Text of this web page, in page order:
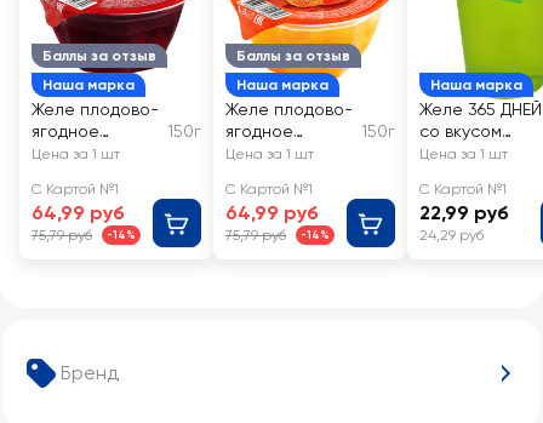
Бренд
Баллы за отзыв
Наша марка
Желе плодово-
ягодное
DELISSE Вишня
150г
Цена за 1 шт
С Картой №1
64,99 руб
75,79 руб -14%
Баллы за отзыв
Наша марка
Желе плодово-
ягодное
DELISSE
желе
150г
Цена за 1 шт
С Картой №1
64,99 руб
75,79 руб -14%
Наша марка
Желе 365 ДНЕЙ
со вкусом
яблока
Цена за 1 шт
С Картой №1
22,99 руб
24,29 руб